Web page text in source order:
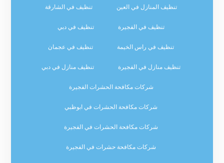
تنظيف المنازل في العين تنظيف في الشارقة
تنظيف في الفجيرة تنظيف في دبي
تنظيف في راس الخيمة تنظيف في عجمان
تنظيف منازل في الفجيرة تنظيف منازل في دبي
شركات مكافحة الحشرات الفجيرة
شركات مكافحة الحشرات في ابوظبي
شركات مكافحة الحشرات في الفجيرة
شركات مكافحة حشرات في الفجيرة